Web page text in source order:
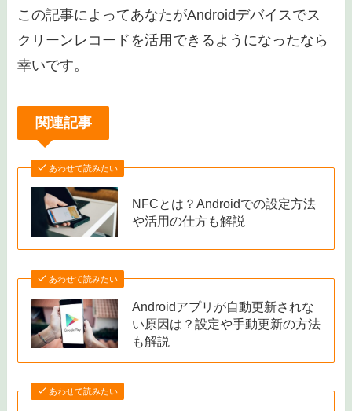
この記事によってあなたがAndroidデバイスでス
クリーンレコードを活用できるようになったなら
幸いです。
関連記事
あわせて読みたい
NFCとは？Androidでの設定方法
や活用の仕方も解説
あわせて読みたい
Androidアプリが自動更新されな
い原因は？設定や手動更新の方法
も解説
あわせて読みたい